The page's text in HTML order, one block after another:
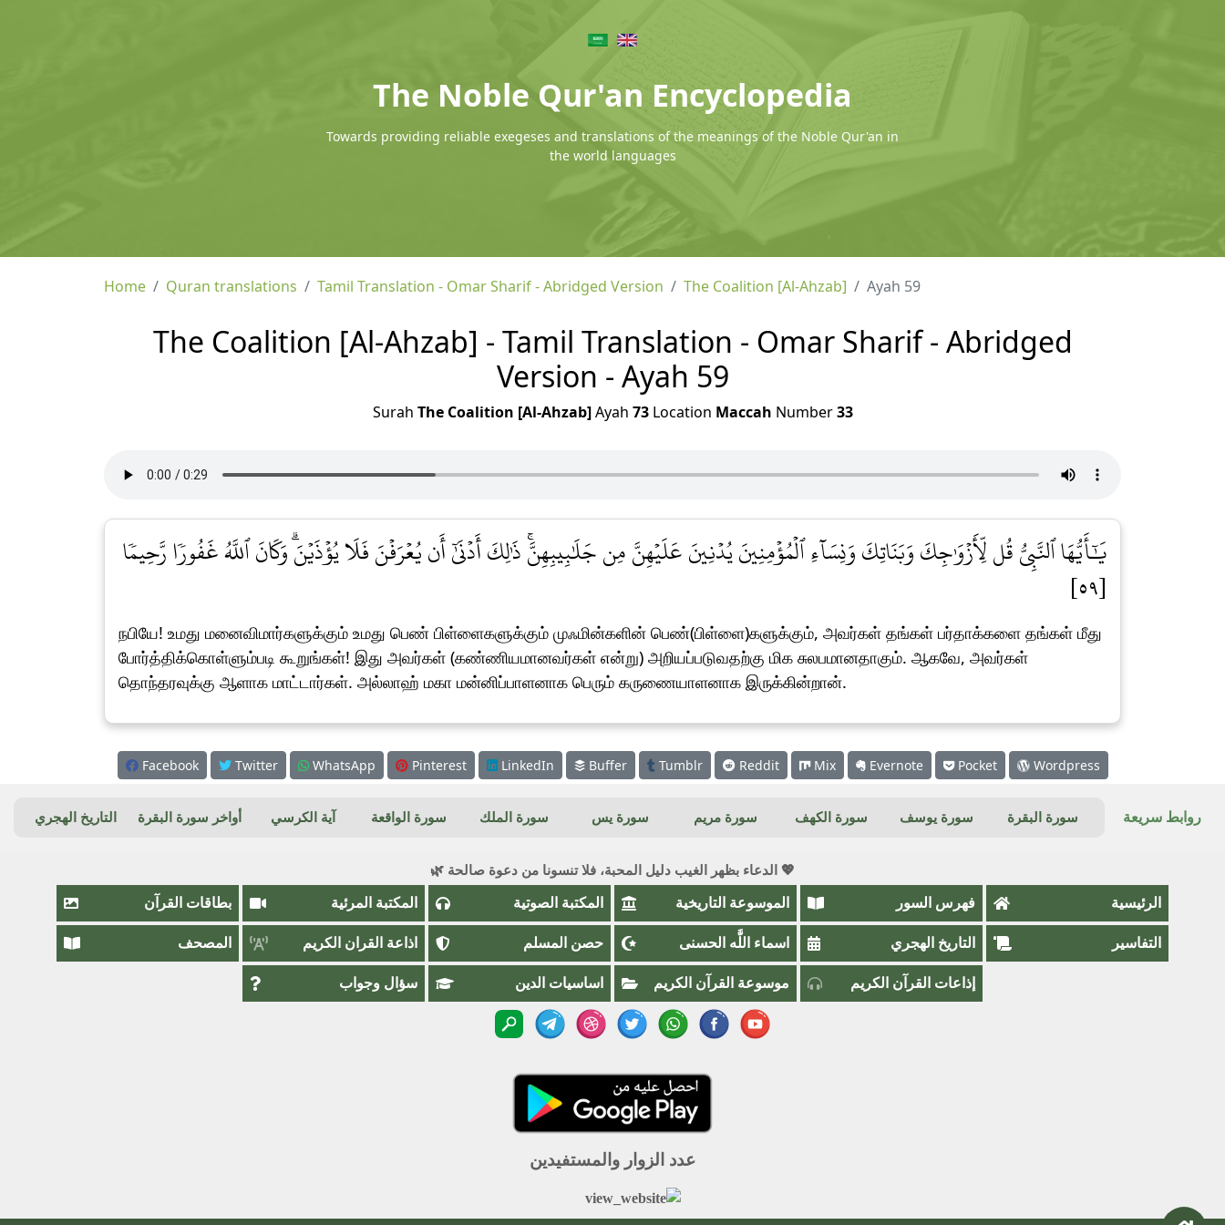
The Noble Qur'an Encyclopedia
Towards providing reliable exegeses and translations of the meanings of the Noble Qur'an in
the world languages
Home Quran translations Tamil Translation - Omar Sharif - Abridged Version The Coalition [Al-Ahzab] Ayah 59
The Coalition [Al-Ahzab] - Tamil Translation - Omar Sharif - Abridged
Version - Ayah 59
Surah The Coalition [Al-Ahzab]Ayah 73Location Maccah Number33
يَٰٓأَيُّهَا ٱلنَّبِيُّ قُل لِّأَزۡوَٰجِكَ وَبَنَاتِكَ وَنِسَآءِ ٱلۡمُؤۡمِنِينَ يُدۡنِينَ عَلَيۡهِنَّ مِن جَلَٰبِيبِهِنَّۚ ذَٰلِكَ أَدۡنَىٰٓ أَن يُعۡرَفۡنَ فَلَا يُؤۡذَيۡنَۗ وَكَانَ ٱللَّهُ غَفُورٗا رَّحِيمٗا
[٥٩]
நபியே! உமது மனைவிமார்களுக்கும் உமது பெண் பிள்ளைகளுக்கும் முஃமின்களின் பெண்(பிள்ளை)களுக்கும், அவர்கள் தங்கள் பர்தாக்களை தங்கள் மீது
போர்த்திக்கொள்ளும்படி கூறுங்கள்! இது அவர்கள் (கண்ணியமானவர்கள் என்று) அறியப்படுவதற்கு மிக சுலபமானதாகும். ஆகவே, அவர்கள்
தொந்தரவுக்கு ஆளாக மாட்டார்கள். அல்லாஹ் மகா மன்னிப்பாளனாக பெரும் கருணையாளனாக இருக்கின்றான்.
Facebook Twitter WhatsApp Pinterest LinkedIn Buffer Tumblr Reddit Mix Evernote Pocket Wordpress
روابط سريعة سورة البقرة سورة يوسف سورة الكهف سورة مريم سورة يس سورة الملك سورة الواقعة آية الكرسي أواخر سورة البقرة التاريخ الهجري
💖 الدعاء بظهر الغيب دليل المحبة، فلا تنسونا من دعوة صالحة 🌿
الرئيسية فهرس السور الموسوعة التاريخية المكتبة الصوتية المكتبة المرئية بطاقات القرآن
التفاسير التاريخ الهجري اسماء اللَّٰه الحسنى حصن المسلم اذاعة القران الكريم المصحف
إذاعات القرآن الكريم موسوعة القرآن الكريم اساسيات الدين سؤال وجواب
عدد الزوار والمستفيدين